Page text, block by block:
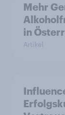
Mehr
in
Artikel